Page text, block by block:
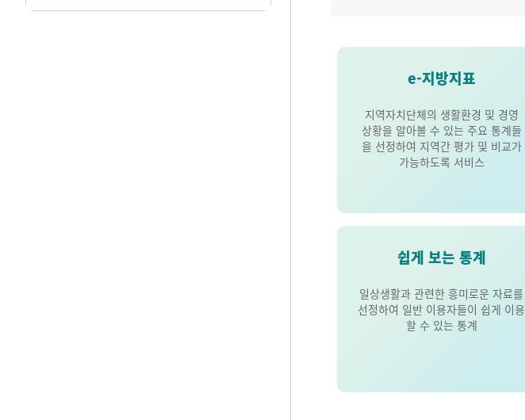
e-지방지표
지역자치단체의 생활환경 및 경영
상황을 알아볼 수 있는 주요 통계들
을 선정하여 지역간 평가 및 비교가
가능하도록 서비스
쉽게 보는 통계
일상생활과 관련한 흥미로운 자료를
선정하여 일반 이용자들이 쉽게 이용
할 수 있는 통계